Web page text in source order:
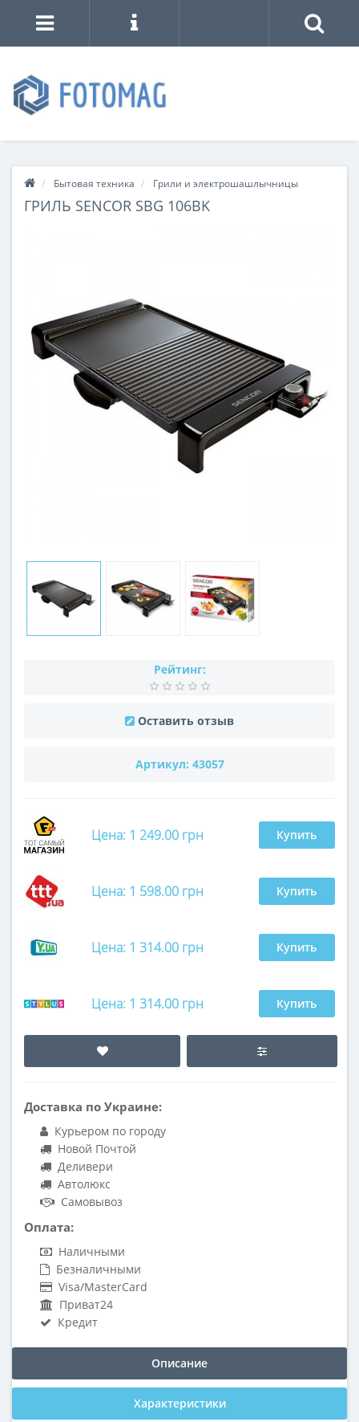
Бытовая техника Грили и электрошашлычницы
ГРИЛЬ SENCOR SBG 106BK
Рейтинг:
Оставить отзыв
Артикул: 43057
Цена: 1 249.00 грн Купить
Цена: 1 598.00 грн Купить
Цена: 1 314.00 грн Купить
Цена: 1 314.00 грн Купить
Доставка по Украине:
Курьером по городу
Новой Почтой
Деливери
Автолюкс
Самовывоз
Оплата:
Наличными
Безналичными
Visa/MasterCard
Приват24
Кредит
Описание
Характеристики